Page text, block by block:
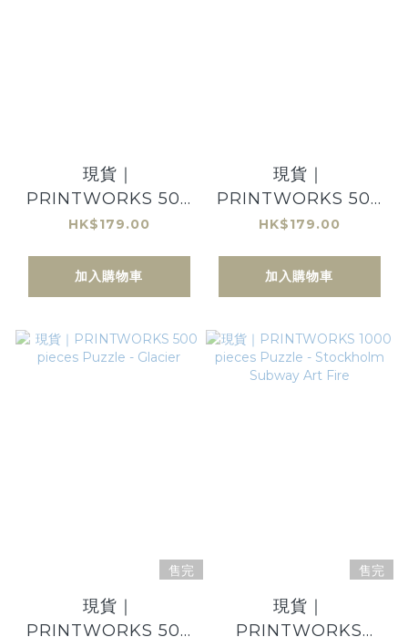
現貨｜
PRINTWORKS 500
pieces Puzzle -
HK$179.00
加入購物車
現貨｜
PRINTWORKS 500
pieces Puzzle -
HK$179.00
加入購物車
售完
現貨｜
PRINTWORKS 500
售完
現貨｜
PRINTWORKS